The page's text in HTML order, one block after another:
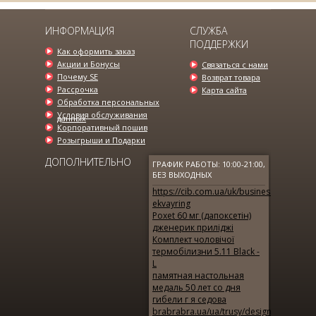
ИНФОРМАЦИЯ
Как оформить заказ
Акции и Бонусы
Почему SE
Рассрочка
Обработка персональных
данных
Условия обслуживания
Корпоративный пошив
Розыгрыши и Подарки
СЛУЖБА
ПОДДЕРЖКИ
Связаться с нами
Возврат товара
Карта сайта
ДОПОЛНИТЕЛЬНО
ГРАФИК РАБОТЫ: 10:00-21:00,
БЕЗ ВЫХОДНЫХ
https://cib.com.ua/uk/business/
ekvayring
Poxet 60 мг (дапоксетін)
дженерик приліджі
Комплект чоловічої
термобілизни 5.11 Вlack -
L
памятная настольная
медаль 50 лет со дня
гибели г я седова
brabrabra.ua/ua/trusy/design-